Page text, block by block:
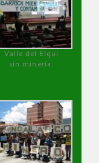
Valle del Elqui
sin minería.